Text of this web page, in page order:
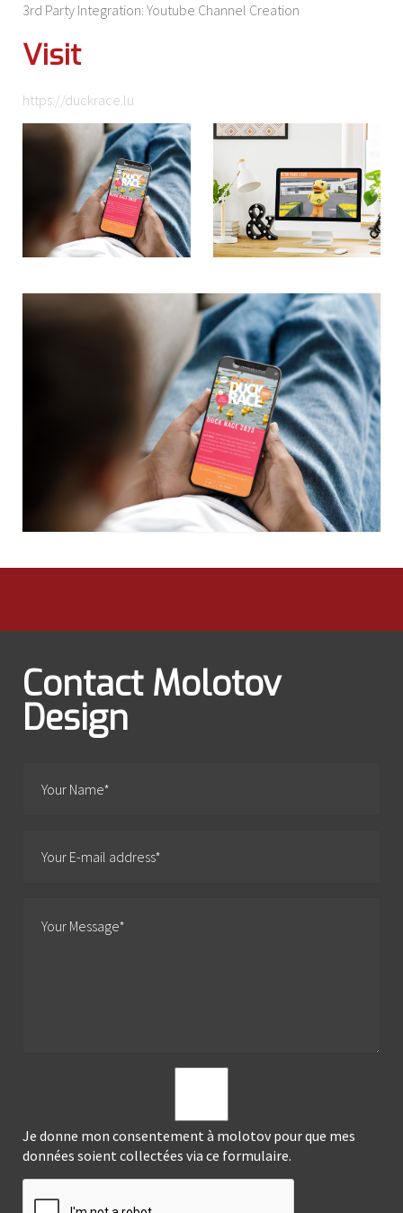
3rd Party Integration: Youtube Channel Creation
Visit
https://duckrace.lu
Contact Molotov
Design
Je donne mon consentement à molotov pour que mes
données soient collectées via ce formulaire.